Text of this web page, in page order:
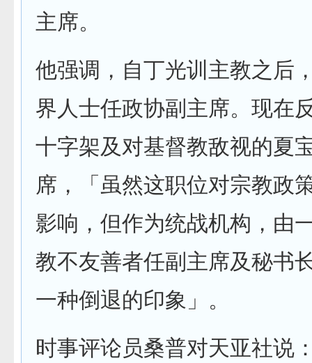
主席。
他强调，自丁光训主教之后
界人士任政协副主席。现在
十字架及对基督教敌视的夏
席，「虽然这职位对宗教政
影响，但作为统战机构，由
教不友善者任副主席及秘书
一种倒退的印象」。
时事评论员桑普对天亚社说